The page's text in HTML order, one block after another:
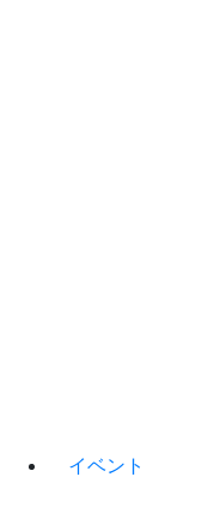
イベント